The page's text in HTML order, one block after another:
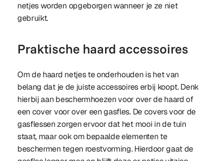
netjes worden opgeborgen wanneer je ze niet
gebruikt.
Praktische haard accessoires
Om de haard netjes te onderhouden is het van
belang dat je de juiste accessoires erbij koopt. Denk
hierbij aan beschermhoezen voor over de haard of
een cover voor over een gasfles. De covers voor de
gasflessen zorgen ervoor dat het mooi in de tuin
staat, maar ook om bepaalde elementen te
beschermen tegen roestvorming. Hierdoor gaat de